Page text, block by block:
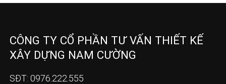
CÔNG TY CỔ PHẦN TƯ VẤN THIẾT KẾ
XÂY DỰNG NAM CƯỜNG
SĐT: 0976.222.555